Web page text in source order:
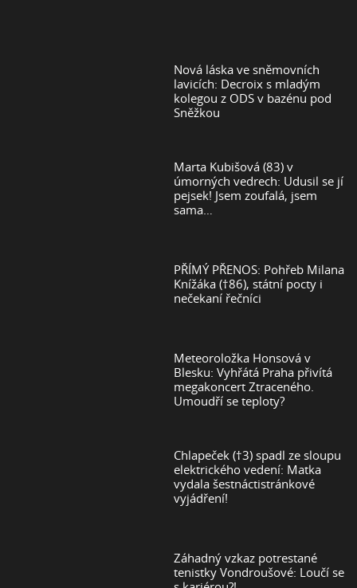
Nová láska ve sněmovních
lavicích: Decroix s mladým
kolegou z ODS v bazénu pod
Sněžkou
Marta Kubišová (83) v
úmorných vedrech: Udusil se jí
pejsek! Jsem zoufalá, jsem
sama…
PŘÍMÝ PŘENOS: Pohřeb Milana
Knížáka (†86), státní pocty i
nečekaní řečníci
Meteoroložka Honsová v
Blesku: Vyhřátá Praha přivítá
megakoncert Ztraceného.
Umoudří se teploty?
Chlapeček (†3) spadl ze sloupu
elektrického vedení: Matka
vydala šestnáctistránkové
vyjádření!
Záhadný vzkaz potrestané
tenistky Vondroušové: Loučí se